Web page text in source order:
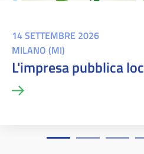
14 SETTEMBRE 2026
MILANO (MI)
L'impresa pubblica